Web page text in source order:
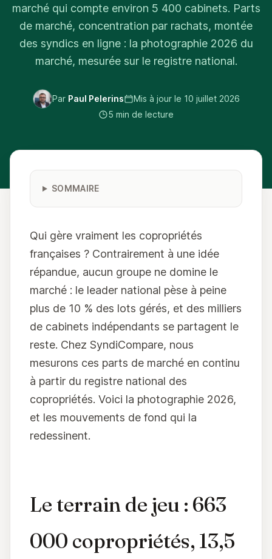
marché qui compte environ 5 400 cabinets. Parts
de marché, concentration par rachats, montée
des syndics en ligne : la photographie 2026 du
marché, mesurée sur le registre national.
Par Paul Pelerins Mis à jour le 10 juillet 2026
5 min de lecture
SOMMAIRE
Qui gère vraiment les copropriétés
françaises ? Contrairement à une idée
répandue, aucun groupe ne domine le
marché : le leader national pèse à peine
plus de 10 % des lots gérés, et des milliers
de cabinets indépendants se partagent le
reste. Chez SyndiCompare, nous
mesurons ces parts de marché en continu
à partir du registre national des
copropriétés. Voici la photographie 2026,
et les mouvements de fond qui la
redessinent.
Le terrain de jeu : 663
000 copropriétés, 13,5